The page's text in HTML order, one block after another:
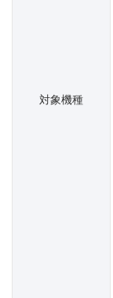
対象機種